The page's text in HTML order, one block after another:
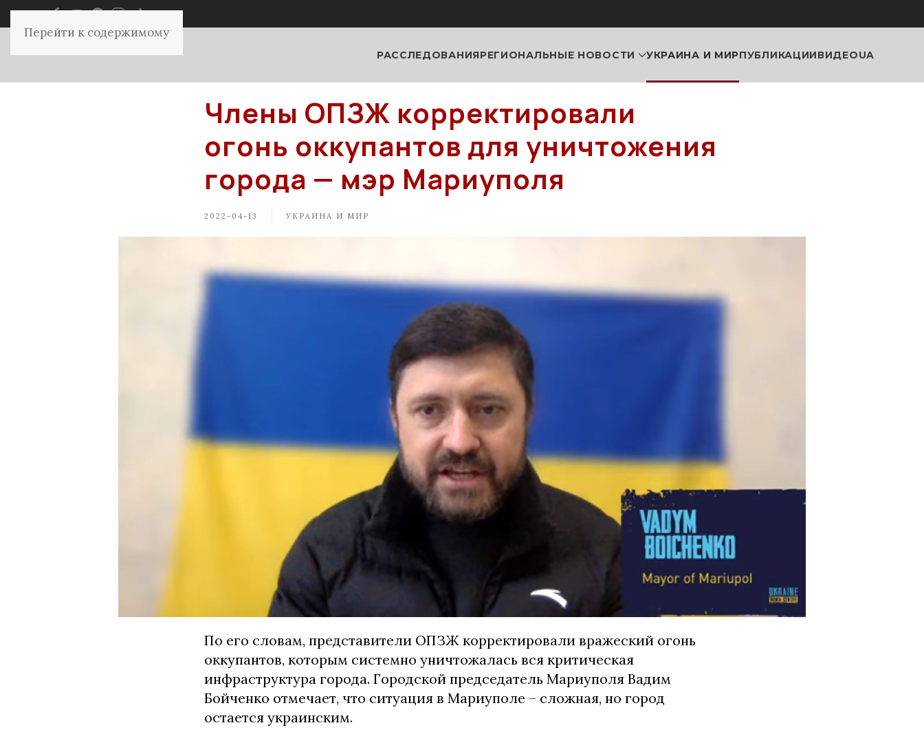
Перейти к содержимому
РАССЛЕДОВАНИЯРЕГИОНАЛЬНЫЕ НОВОСТИ УКРАИНА И МИРПУБЛИКАЦИИВИДЕОUA
Члены ОПЗЖ корректировали
огонь оккупантов для уничтожения
города — мэр Мариуполя
2022-04-13 УКРАИНА И МИР
По его словам, представители ОПЗЖ корректировали вражеский огонь
оккупантов, которым системно уничтожалась вся критическая
инфраструктура города. Городской председатель Мариуполя Вадим
Бойченко отмечает, что ситуация в Мариуполе – сложная, но город
остается украинским.